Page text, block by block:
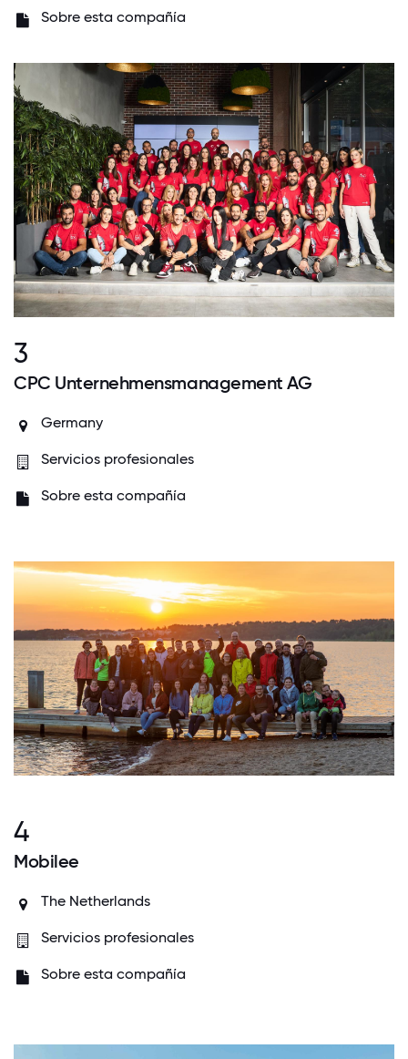
Sobre esta compañía
3
CPC Unternehmensmanagement AG
Germany
Servicios profesionales
Sobre esta compañía
4
Mobilee
The Netherlands
Servicios profesionales
Sobre esta compañía